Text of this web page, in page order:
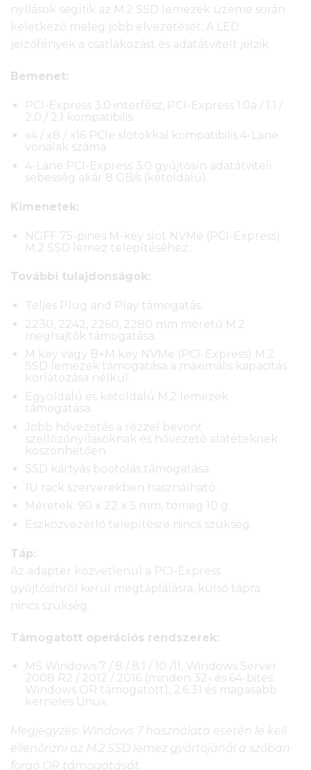
nyílások segítik az M.2 SSD lemezek üzeme során
keletkező meleg jobb elvezetését. A LED
jelzőfények a csatlakozást és adatátvitelt jelzik.
Bemenet:
PCI-Express 3.0 interfész, PCI-Express 1.0a / 1.1 /
2.0 / 2.1 kompatibilis.
x4 / x8 / x16 PCIe slotokkal kompatibilis 4-Lane
vonalak száma.
4-Lane PCI-Express 3.0 gyűjtősín adatátviteli
sebesség akár 8 GB/s (kétoldalú).
Kimenetek:
NGFF 75-pines M-key slot NVMe (PCI-Express)
M.2 SSD lemez telepítéséhez.
További tulajdonságok:
Teljes Plug and Play támogatás.
2230, 2242, 2260, 2280 mm méretű M.2
meghajtók támogatása.
M key vagy B+M key NVMe (PCI-Express) M.2
SSD lemezek támogatása a maximális kapacitás
korlátozása nélkül.
Egyoldalú és kétoldalú M.2 lemezek
támogatása.
Jobb hővezetés a rézzel bevont
szellőzőnyílásoknak és hővezető alátéteknek
köszönhetően.
SSD kártyás bootolás támogatása.
1U rack szerverekben használható.
Méretek: 90 x 22 x 5 mm, tömeg 10 g.
Eszközvezérlő telepítésre nincs szükség.
Táp:
Az adapter közvetlenül a PCI-Express
gyűjtősínről kerül megtáplálásra, külső tápra
nincs szükség.
Támogatott operációs rendszerek:
MS Windows 7 / 8 / 8.1 / 10 /11, Windows Server
2008 R2 / 2012 / 2016 (minden 32- és 64-bites
Windows OR támogatott), 2.6.31 és magasabb
kerneles Linux.
Megjegyzés: Windows 7 használata esetén le kell
ellenőrizni az M.2 SSD lemez gyártójánál a szóban
forgó OR támogatását.